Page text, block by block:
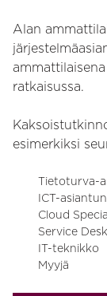
Alan
ratkaisussa.
esimerkiksi
Tietoturva-
ICT-
Cloud
Service
IT-teknikko
Myyjä